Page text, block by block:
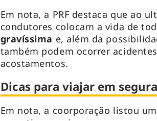
Em nota, a PRF destaca que ao
condutores colocam a vida de
gravíssima e, além da
também podem ocorrer
acostamentos.
Dicas para viajar em
Em nota, a coorporação listou